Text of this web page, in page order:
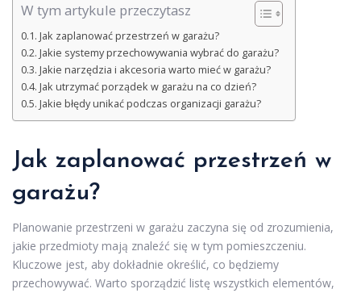
W tym artykule przeczytasz
Jak zaplanować przestrzeń w garażu?
Jakie systemy przechowywania wybrać do garażu?
Jakie narzędzia i akcesoria warto mieć w garażu?
Jak utrzymać porządek w garażu na co dzień?
Jakie błędy unikać podczas organizacji garażu?
Jak zaplanować przestrzeń w
garażu?
Planowanie przestrzeni w garażu zaczyna się od zrozumienia,
jakie przedmioty mają znaleźć się w tym pomieszczeniu.
Kluczowe jest, aby dokładnie określić, co będziemy
przechowywać. Warto sporządzić listę wszystkich elementów,